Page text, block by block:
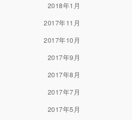
2018年1月
2017年11月
2017年10月
2017年9月
2017年8月
2017年7月
2017年5月